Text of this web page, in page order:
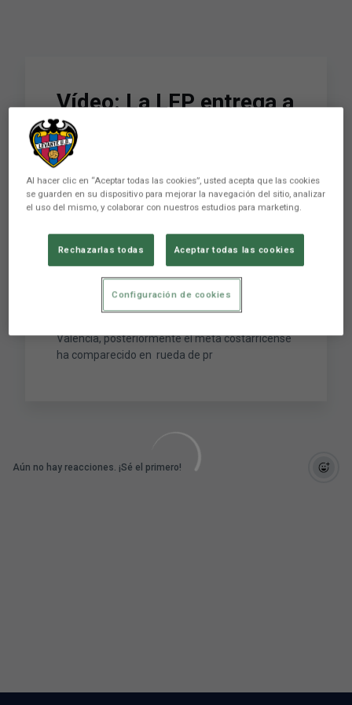
Vídeo: La LFP entrega a
Keylor Navas el premio
como mejor jugador del
mes de marzo de la
Liga BBVA
que le acredita como mejor jugador del mes de
València, posteriormente el meta costarricense
ha comparecido en rueda de pr
Aún no hay reacciones. ¡Sé el primero!
Al hacer clic en “Aceptar todas las cookies”, usted acepta que las cookies
se guarden en su dispositivo para mejorar la navegación del sitio, analizar
el uso del mismo, y colaborar con nuestros estudios para marketing.
Rechazarlas todas Aceptar todas las cookies
Configuración de cookies